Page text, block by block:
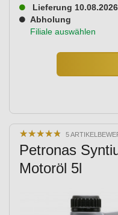
Lieferung
Abholung
Filiale auswählen
★★★★★
★★★★★ 5
Petronas
Motoröl 5l